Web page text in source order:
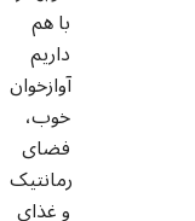
با هم
داریم
آوازخوان
خوب،
فضای
رمانتیک
و غذای